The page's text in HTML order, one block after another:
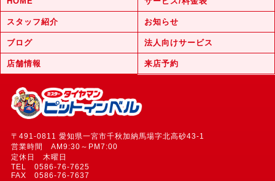
スタッフ紹介 お知らせ
ブログ 法人向けサービス
店舗情報 来店予約
〒491-0811 愛知県一宮市千秋加納馬場字北高砂43-1
営業時間 AM9:30～PM7:00
定休日 木曜日
TEL 0586-76-7625
FAX 0586-76-7637